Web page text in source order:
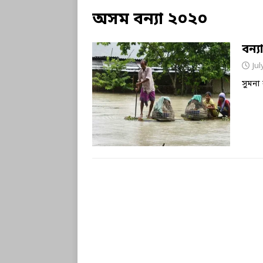
অসম বন্যা ২০২০
সুমনা